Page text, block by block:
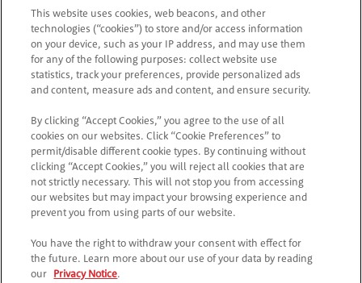
1. Cadeau My Nintendo Platinum Points
(personnes résidant en Belgique et au Luxembourg
uniquement) : entre le 7 janvier 2025 à 00 h 01 et le
15 juillet 2025 à 23 h 59 inclus, les utilisateurs
peuvent réclamer 100 points Nintendo Platinum
gratuits (« cadeaux ») d’une valeur d’environ 3,99 €
à utiliser sur leur compte Nintendo.
2. Comment demander et gagner des points
Nintendo Platinum :
smartphonepringles.comaccéder à l’Offre
promotionnelle Super Mario ;
This website uses cookies, web beacons, and other
technologies (“cookies”) to store and/or access information
on your device, such as your IP address, and may use them
for any of the following purposes: collect website use
statistics, track your preferences, provide personalized ads
and content, measure ads and content, and ensure security.
By clicking “Accept Cookies,” you agree to the use of all
cookies on our websites. Click “Cookie Preferences” to
permit/disable different cookie types. By continuing without
clicking “Accept Cookies,” you will reject all cookies that are
not strictly necessary. This will not stop you from accessing
our websites but may impact your browsing experience and
prevent you from using parts of our website.
You have the right to withdraw your consent with effect for
the future. Learn more about our use of your data by reading
our Privacy Notice.